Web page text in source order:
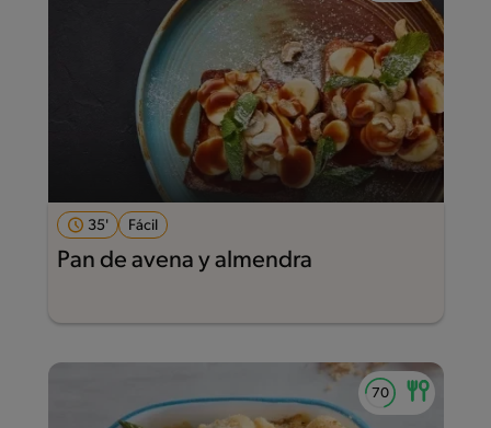
35' Fácil
Pan de avena y almendra